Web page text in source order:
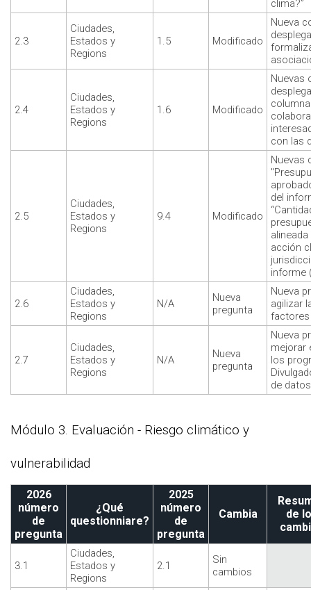
clima?”
2.3
Ciudades,
Estados y
Regions
1.5 Modificado
Nueva
2.4
Ciudades,
Estados y
Regions
1.6 Modificado
Nuevas
con las
2.5
Ciudades,
Estados y
Regions
9.4 Modificado
Nuevas
del
acción
informe
2.6
Ciudades,
Estados y
Regions
N/A
Nueva
pregunta
Nueva
agilizar
2.7
Ciudades,
Estados y
Regions
N/A
Nueva
pregunta
Nueva
mejorar
los
de
Módulo 3. Evaluación - Riesgo climático y
vulnerabilidad
2026
número
de
pregunta
¿Qué
questionniare?
2025
número
de
pregunta
Cambia
de
3.1
Ciudades,
Estados y
Regions
2.1
Sin
cambios